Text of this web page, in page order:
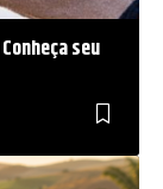
seu